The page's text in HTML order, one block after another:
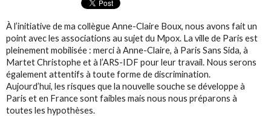
À l’initiative de ma collègue Anne-Claire Boux, nous avons fait un
point avec les associations au sujet du Mpox. La ville de Paris est
pleinement mobilisée : merci à Anne-Claire, à Paris Sans Sida, à
Martet Christophe et à l’ARS-IDF pour leur travail. Nous serons
également attentifs à toute forme de discrimination.
Aujourd’hui, les risques que la nouvelle souche se développe à
Paris et en France sont faibles mais nous nous préparons à
toutes les hypothèses.